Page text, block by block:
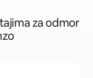
za odmor